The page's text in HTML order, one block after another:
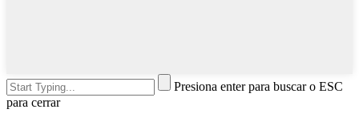
Presiona enter para buscar o ESC
para cerrar